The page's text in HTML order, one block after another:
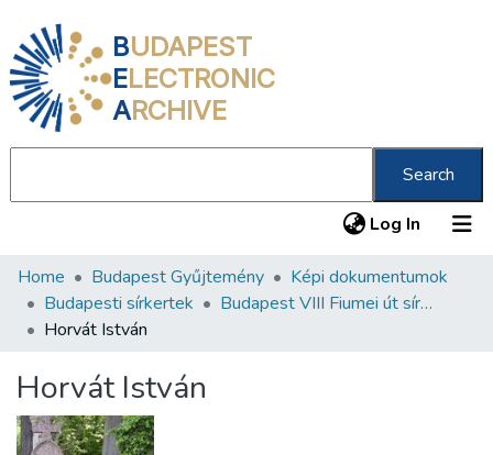
BUDAPEST
ELECTRONIC
ARCHIVE
Search
Log In (current)
Communities & Collections
All of DSpace
About us
Home Budapest Gyűjtemény
Képi dokumentumok
Budapesti sírkertek
Budapest VIII Fiumei út sírkert 2. rész
Horvát István
Horvát István